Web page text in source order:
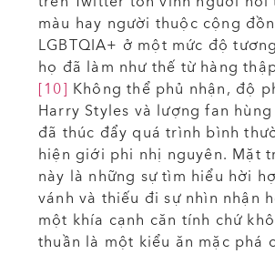
màu hay người thuộc cộng
LGBTQIA+ ở một mức độ
họ đã làm như thế từ hàng
[10] Không thể phủ nhận, độ
Harry Styles và lượng fan
đã thúc đẩy quá trình bình
hiện giới phi nhị nguyên. Mặt
này là những sự tìm hiểu hời
vánh và thiếu đi sự nhìn nhận
một khía cạnh căn tính chứ
thuần là một kiểu ăn mặc phá